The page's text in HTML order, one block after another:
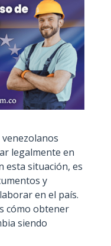
venezolanos
legalmente en
esta situación, es
y
en el país.
cómo obtener
siendo